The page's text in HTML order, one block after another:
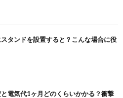
タンドを設置すると？こんな場合に役
電気代1ヶ月どのくらいかかる？衝撃